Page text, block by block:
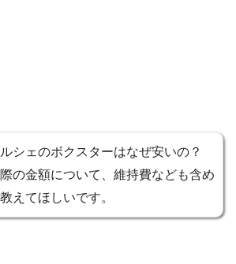
シェのボクスターはなぜ安いの？
の金額について、維持費なども含め
えてほしいです。